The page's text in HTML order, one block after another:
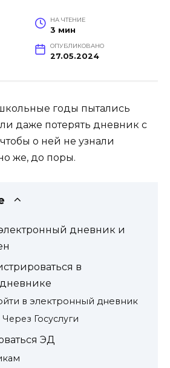
НА ЧТЕНИЕ
3 мин
ОПУБЛИКОВАНО
27.05.2024
годы пытались
даже потерять дневник с
о ней не узнали
же, до поры.
дневник и
в
в электронный дневник
Через Госуслуги
ЭД